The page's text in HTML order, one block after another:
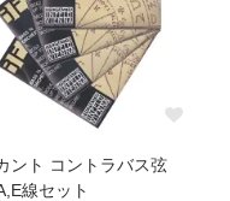
ント コントラバス弦
線セット